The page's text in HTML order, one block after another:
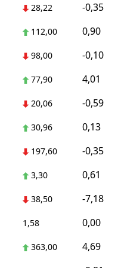
28,22 -0,35
112,00 0,90
98,00 -0,10
77,90 4,01
20,06 -0,59
30,96 0,13
197,60 -0,35
3,30 0,61
38,50 -7,18
1,58 0,00
363,00 4,69